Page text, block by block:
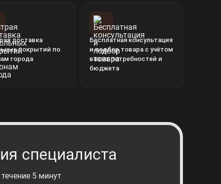
доставка
покрытий по
города
Бесплатная консультация
и подбор товара с учётом
ваших потребностей и
бюджета
специалиста
5 минут